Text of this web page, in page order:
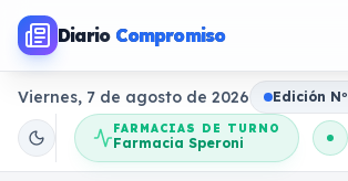
Diario Compromiso
Viernes, 7 de agosto de 2026 Edición No
FARMACIAS DE TURNO
Farmacia Speroni